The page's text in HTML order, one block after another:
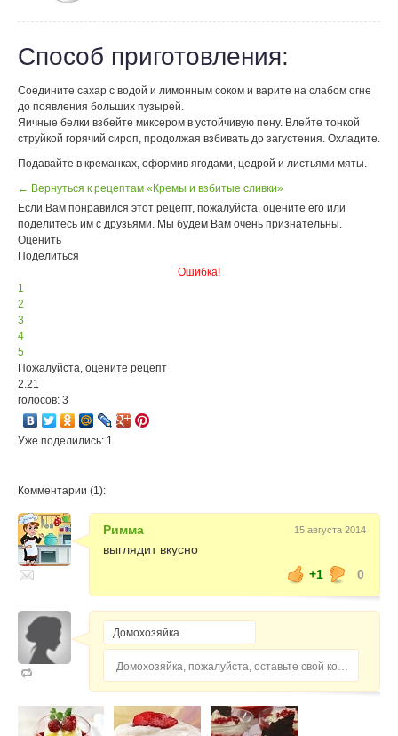
Способ приготовления:
Соедините сахар с водой и лимонным соком и варите на слабом огне
до появления больших пузырей.
Яичные белки взбейте миксером в устойчивую пену. Влейте тонкой
струйкой горячий сироп, продолжая взбивать до загустения. Охладите.
Подавайте в креманках, оформив ягодами, цедрой и листьями мяты.
← Вернуться к рецептам «Кремы и взбитые сливки»
Если Вам понравился этот рецепт, пожалуйста, оцените его или
поделитесь им с друзьями. Мы будем Вам очень признательны.
Оценить
Поделиться
Ошибка!
1
2
3
4
5
Пожалуйста, оцените рецепт
2.21
голосов: 3
Уже поделились: 1
Комментарии (1):
Римма 15 августа 2014
выглядит вкусно
+1
0
Домохозяйка, пожалуйста, оставьте свой комментарий...